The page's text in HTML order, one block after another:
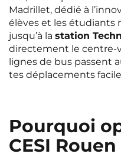
Voir toutes les villes
Valenciennes
Villejuif
Madrillet, dédié à
élèves et les étudiants
jusqu’à la station
directement le centre-
lignes de bus passent
tes déplacements
Pourquoi
CESI Rouen